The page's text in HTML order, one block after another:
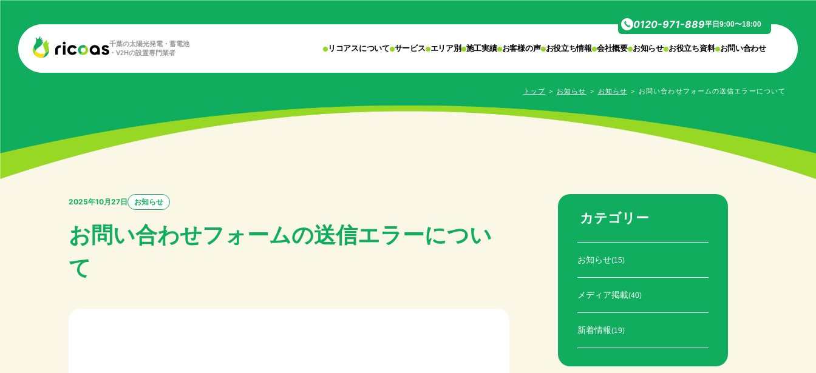
千葉の太陽光発電・蓄電池
・V2Hの設置専門業者
リコアスについて サービス エリア別 施工実績 お客様の声 お役立ち情報 会社概要 お知らせ お役立ち資料 お問い合わせ
0120-971-889平日9:00〜18:00
トップ ＞ お知らせ ＞ お知らせ ＞ お問い合わせフォームの送信エラーについて
2025年10月27日 お知らせ
お問い合わせフォームの送信エラーについ
て
カテゴリー
お知らせ(15)
メディア掲載(40)
新着情報(19)